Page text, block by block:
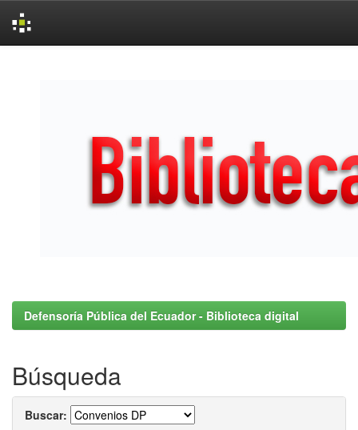
Defensoría Pública del Ecuador - Biblioteca digital
Búsqueda
Buscar: